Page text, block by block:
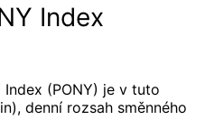
Index
(PONY) je v tuto
denní rozsah směnného